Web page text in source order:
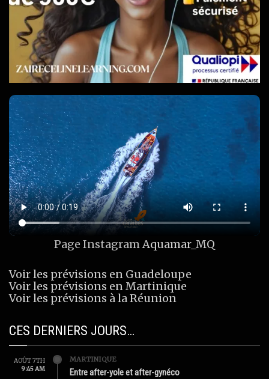
Page InstagramAquamar_MQ
Voir les prévisions en Guadeloupe
Voir les prévisions en Martinique
Voir les prévisions à la Réunion
CES DERNIERS JOURS…
AOÛT 7TH
9:45 AM
MARTINIQUE
Entre after-yole et after-gynéco